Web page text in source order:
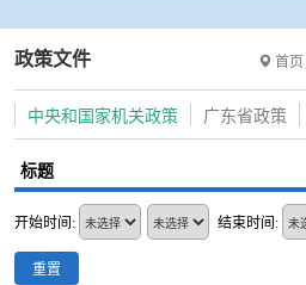
政策文件 首页
中央和国家机关政策 广东省政策
标题
开始时间:
结束时间:
重置